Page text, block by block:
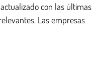
con las últimas
Las empresas